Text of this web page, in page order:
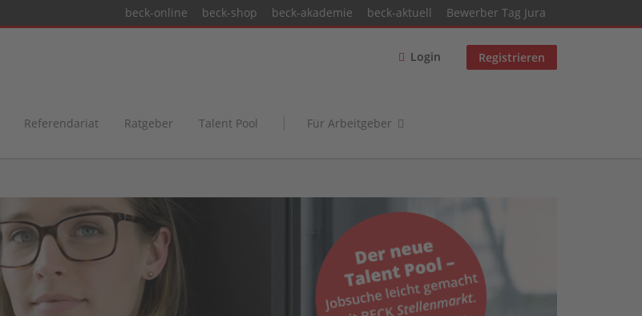
beck-online beck-shop beck-akademie beck-aktuell Bewerber Tag Jura
Login Registrieren
Referendariat Ratgeber Talent Pool Für Arbeitgeber